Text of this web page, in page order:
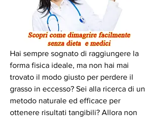
Hai sempre sognato di raggiungere la
forma fisica ideale, ma non hai mai
trovato il modo giusto per perdere il
grasso in eccesso? Sei alla ricerca di un
metodo naturale ed efficace per
ottenere risultati tangibili? Allora non